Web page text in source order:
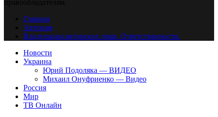
правообладателям.
Главная
Авторам
Владельцам авторских прав. Ответственности.
Новости
Украина
Юрий Подоляка — ВИДЕО
Михаил Онуфриенко — Видео
Россия
Мир
ТВ Онлайн